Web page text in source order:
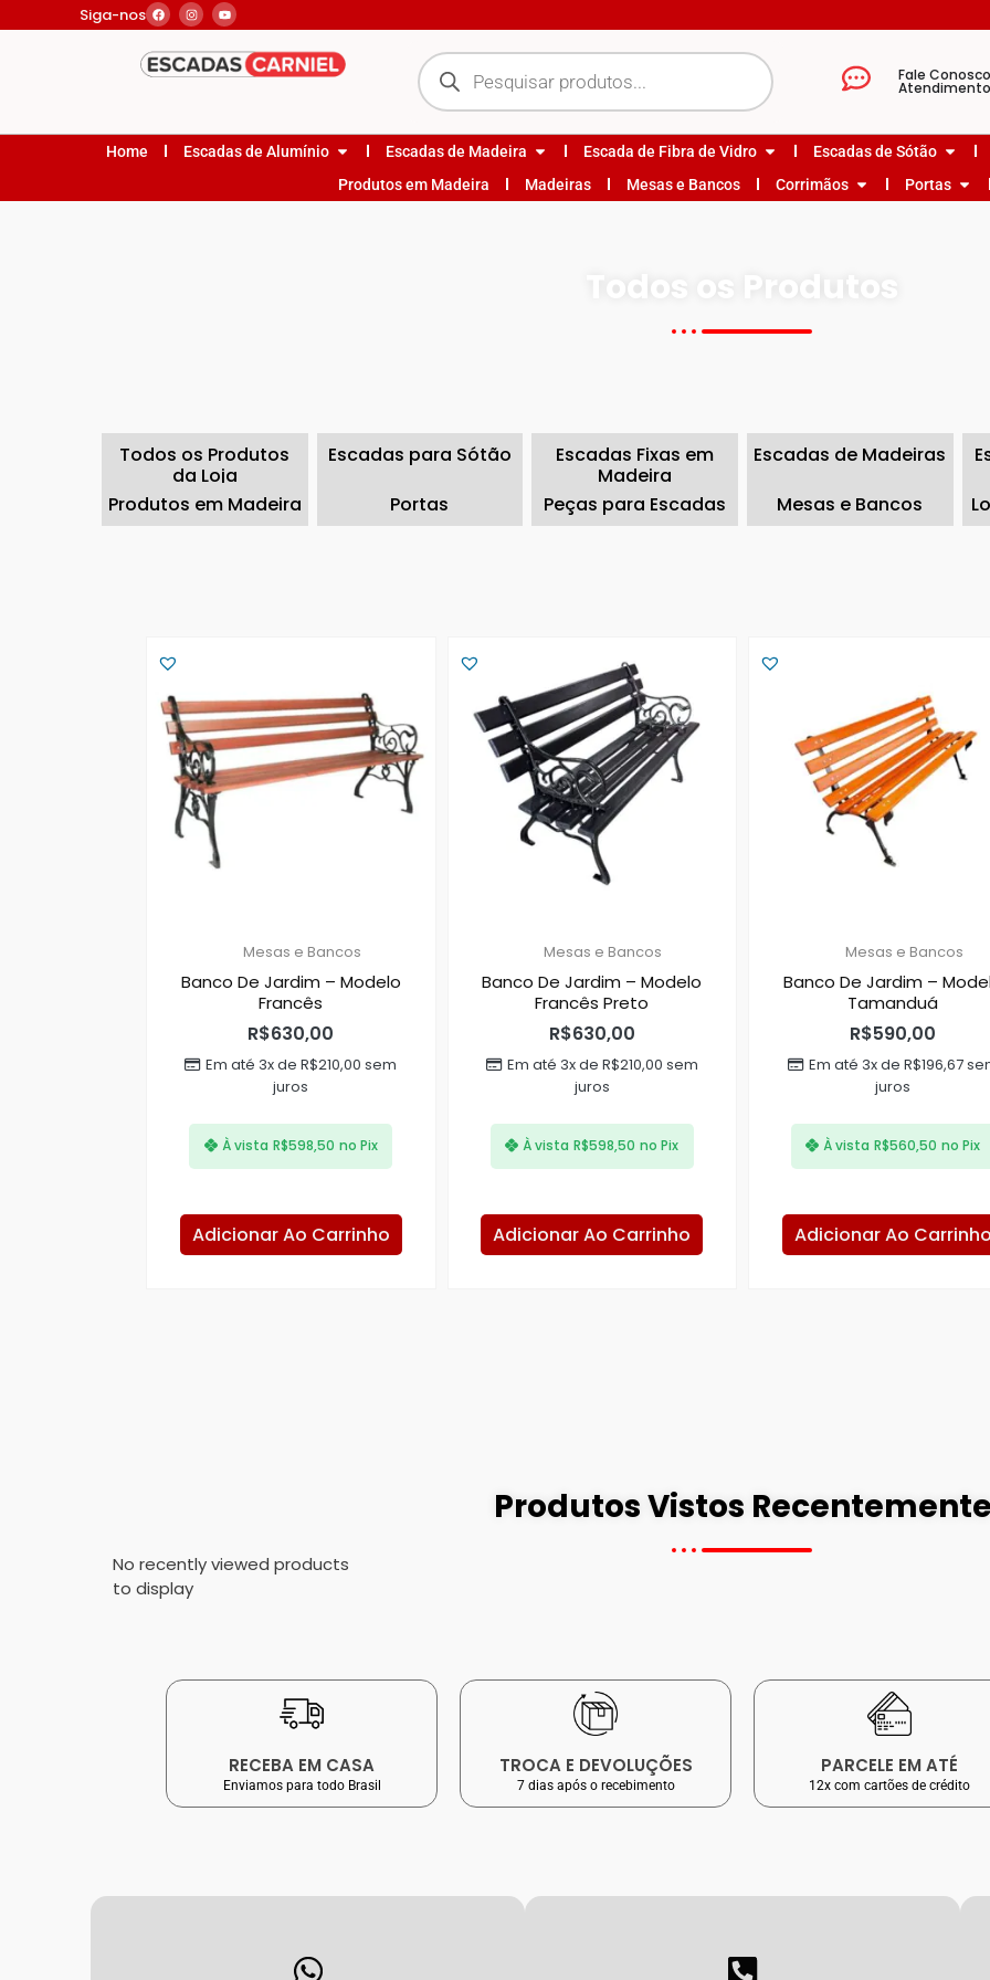
Siga-nos
Fale
Home Escadas de Alumínio Escadas de Madeira Escada de Fibra de Vidro
Escadas de Sótão
Produtos em Madeira
Madeiras Mesas e Bancos Corrimãos Portas
Todos os Produtos
Todos os Produtos
da Loja
Escadas para Sótão
Escadas Fixas em
Madeira
Escadas de Madeiras
Produtos em Madeira
Portas Peças para Escadas Mesas e Bancos
Mesas e Bancos
Banco De Jardim – Modelo
Francês
R$630,00
Em até 3x deR$210,00 sem
juros
À vista R$598,50 no Pix
Adicionar Ao Carrinho
Mesas e Bancos
Banco De Jardim – Modelo
Francês Preto
R$630,00
Em até 3x de R$210,00 sem
juros
À vista R$598,50 no Pix
Adicionar Ao Carrinho
Mesas e Bancos
Banco De Jardim –
Tamanduá
R$590,00
Em até 3x de R$196,67
juros
À vista R$560,50 no Pix
Adicionar Ao
Produtos Vistos
No recently viewed products
to display
RECEBA EM CASA
Enviamos para todo Brasil
TROCA E DEVOLUÇÕES
7 dias após o recebimento
PARCELE EM ATÉ
12x com cartões de crédito